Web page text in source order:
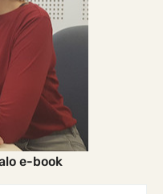
e-book